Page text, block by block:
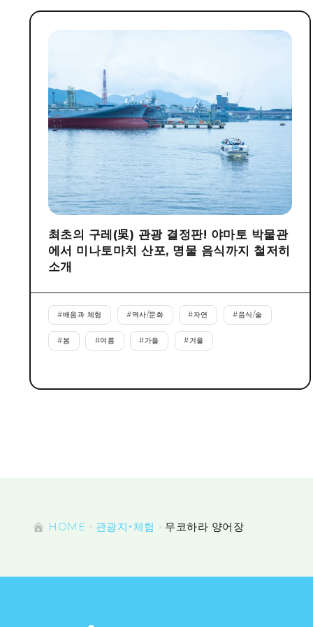
최초의 구레(吳) 관광 결정판! 야마토 박물관
에서 미나토마치 산포, 명물 음식까지 철저히
소개
#배움과 체험 #역사/문화 #자연 #음식/술
#봄 #여름 #가을 #겨울
HOME 관광지・체험 무코하라 양어장